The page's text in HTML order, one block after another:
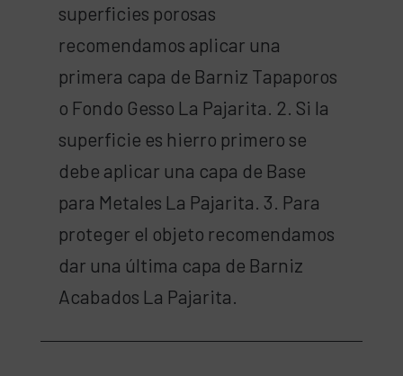
superficies porosas
recomendamos aplicar una
primera capa de Barniz Tapaporos
o Fondo Gesso La Pajarita. 2. Si la
superficie es hierro primero se
debe aplicar una capa de Base
para Metales La Pajarita. 3. Para
proteger el objeto recomendamos
dar una última capa de Barniz
Acabados La Pajarita.